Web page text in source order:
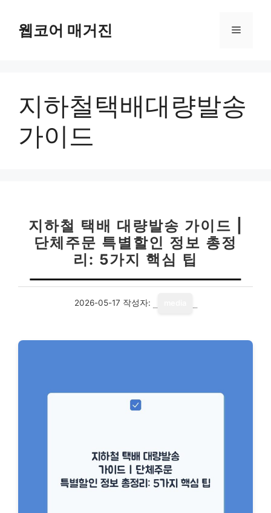
웹코어 매거진 메
지하철택배대량발송
가이드
지하철 택배 대량발송 가이드 |
단체주문 특별할인 정보 총정
리: 5가지 핵심 팁
2026-05-17 작성자: